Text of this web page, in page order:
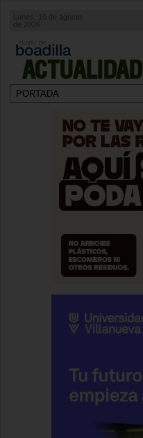
ACTUALIDAD
Lunes, 10 de agosto